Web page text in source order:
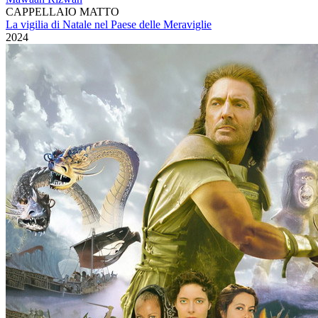
CAPPELLAIO MATTO
La vigilia di Natale nel Paese delle Meraviglie
2024